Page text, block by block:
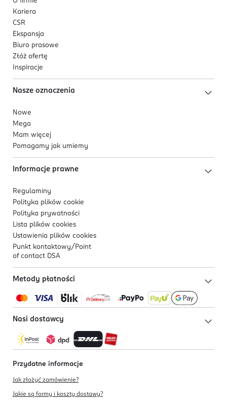
Kariera
CSR
Ekspansja
Biuro prasowe
Złóż ofertę
Inspiracje
Nasze oznaczenia
Nowe
Mega
Mam więcej
Pomagamy jak umiemy
Informacje prawne
Regulaminy
Polityka plików cookie
Polityka prywatności
Lista plików cookies
Ustawienia plików cookies
Punkt kontaktowy/ Point
of contact DSA
Metody płatności
Nasi dostawcy
Przydatne informacje
Jak złożyć zamówienie?
Jakie są formy i koszty dostawy?